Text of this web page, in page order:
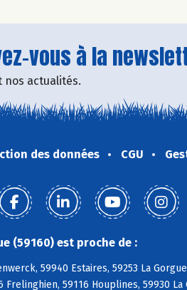
vous à la
nos actualités.
des données CGU
(59160) est proche de :
59940 Estaires, 59253 La
Frelinghien, 59116 Houplines, 59930